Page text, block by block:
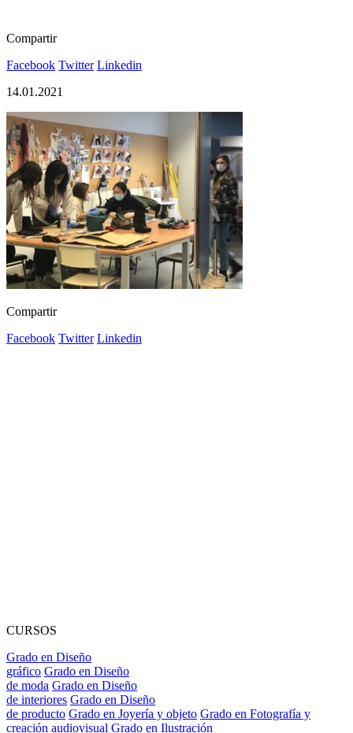
Compartir
Facebook Twitter Linkedin
14.01.2021
Compartir
Facebook Twitter Linkedin
CURSOS
Grado en Diseño
gráfico Grado en Diseño
de moda Grado en Diseño
de interiores Grado en Diseño
de producto Grado en Joyería y objeto Grado en Fotografía y
creación audiovisual Grado en Ilustración